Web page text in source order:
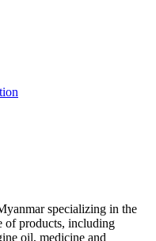
specializing in the
of products, including
oil, medicine and